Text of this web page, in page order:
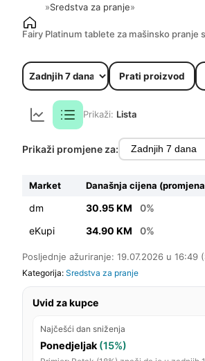
»Sredstva za pranje»
Fairy Platinum tablete za mašinsko pranje
Prati proizvod
Prikaži: Lista
Prikaži promjene za:
Market Današnja cijena
dm 30.95 KM
0%
eKupi
34.90 KM 0%
Posljednje ažuriranje: 19.07.2026 u 16:49
Kategorija: Sredstva za pranje
Uvid za kupce
Najčešći dan sniženja
Ponedjeljak (15%)